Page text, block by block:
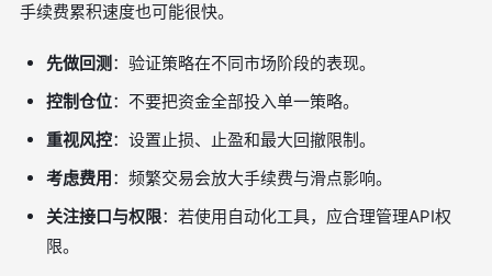
手续费累积速度也可能很快。
先做回测 ：验证策略在不同市场阶段的表现。
控制仓位：不要把资金全部投入单一策略。
重视风控：设置止损、止盈和最大回撤限制。
考虑费用：频繁交易会放大手续费与滑点影响。
关注接口与权限：若使用自动化工具，应合理管理API权
限。